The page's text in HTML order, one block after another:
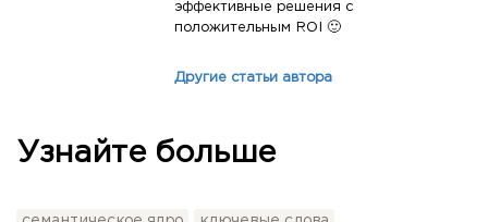
эффективные решения с
положительным ROI 🙂
Другие статьи автора
Узнайте больше